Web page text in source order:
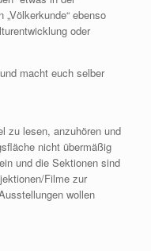
ebenso
oder
macht euch selber
zu lesen, anzuhören und
nicht übermäßig
und die Sektionen sind
Filme zur
wollen